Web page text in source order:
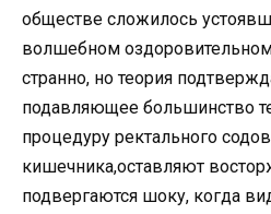
обществе сложилось
волшебном
странно, но теория
подавляющее большинство
процедуру ректального
кишечника,оставляют
подвергаются шоку, когда